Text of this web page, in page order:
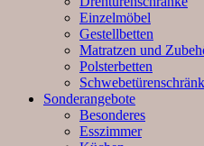
Einzelmöbel
Gestellbetten
Matratzen und
Polsterbetten
Sonderangebote
Besonderes
Esszimmer